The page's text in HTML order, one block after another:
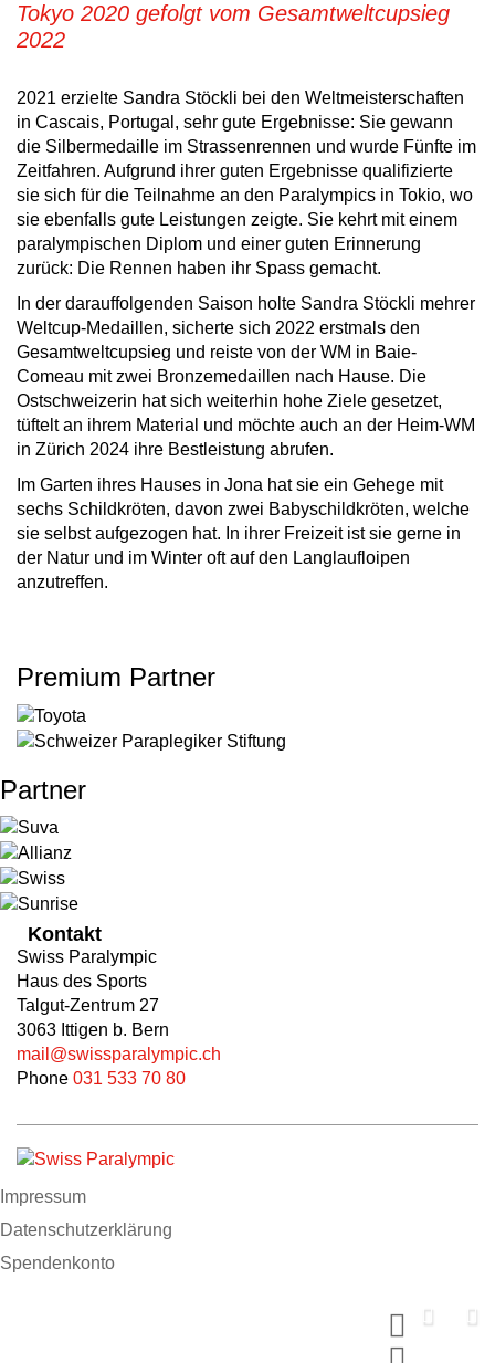
Tokyo 2020 gefolgt vom Gesamtweltcupsieg
2022
2021 erzielte Sandra Stöckli bei den Weltmeisterschaften
in Cascais, Portugal, sehr gute Ergebnisse: Sie gewann
die Silbermedaille im Strassenrennen und wurde Fünfte im
Zeitfahren. Aufgrund ihrer guten Ergebnisse qualifizierte
sie sich für die Teilnahme an den Paralympics in Tokio, wo
sie ebenfalls gute Leistungen zeigte. Sie kehrt mit einem
paralympischen Diplom und einer guten Erinnerung
zurück: Die Rennen haben ihr Spass gemacht.
In der darauffolgenden Saison holte Sandra Stöckli mehrer
Weltcup-Medaillen, sicherte sich 2022 erstmals den
Gesamtweltcupsieg und reiste von der WM in Baie-
Comeau mit zwei Bronzemedaillen nach Hause. Die
Ostschweizerin hat sich weiterhin hohe Ziele gesetzet,
tüftelt an ihrem Material und möchte auch an der Heim-WM
in Zürich 2024 ihre Bestleistung abrufen.
Im Garten ihres Hauses in Jona hat sie ein Gehege mit
sechs Schildkröten, davon zwei Babyschildkröten, welche
sie selbst aufgezogen hat. In ihrer Freizeit ist sie gerne in
der Natur und im Winter oft auf den Langlaufloipen
anzutreffen.
Premium Partner
Partner
Kontakt
Swiss Paralympic
Haus des Sports
Talgut-Zentrum 27
3063 Ittigen b. Bern
mail@swissparalympic.ch
Phone 031 533 70 80
Impressum
Datenschutzerklärung
Spendenkonto